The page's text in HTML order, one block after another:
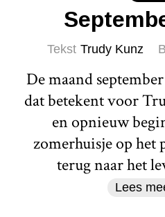
Tekst Trudy Kunz
De maand
dat betekent voor
en opnieuw
zomerhuisje op het
terug naar het
Lees